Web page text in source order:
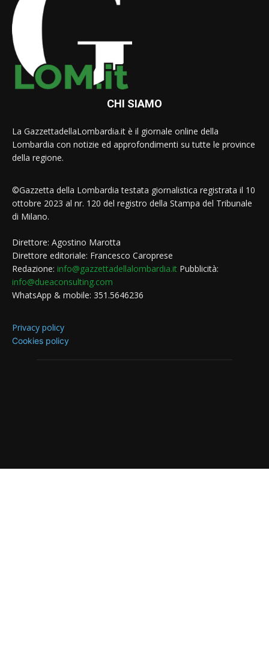
CHI SIAMO
La GazzettadellaLombardia.it è il giornale online della
Lombardia con notizie ed approfondimenti su tutte le province
della regione.
©Gazzetta della Lombardia testata giornalistica registrata il 10
ottobre 2023 al nr. 120 del registro della Stampa del Tribunale
di Milano.
Direttore: Agostino Marotta
Direttore editoriale: Francesco Caroprese
Redazione: info@gazzettadellalombardia.it Pubblicità:
info@dueaconsulting.com
WhatsApp & mobile: 351.5646236
Privacy policy
Cookies policy